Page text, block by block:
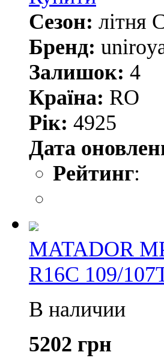
Сезон: літня
Бренд:
Залишок: 4
Країна: RO
Рік: 4925
Дата
Рейтинг:
MATADOR
R16C 109/
В наличии
5202 грн